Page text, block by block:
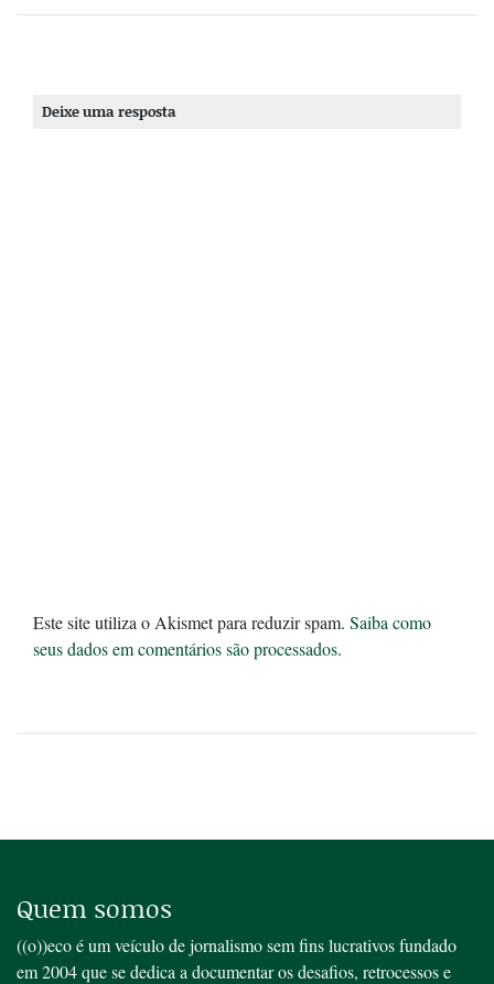
Deixe uma resposta
Este site utiliza o Akismet para reduzir spam. Saiba como
seus dados em comentários são processados.
Quem somos
((o))eco é um veículo de jornalismo sem fins lucrativos fundado
em 2004 que se dedica a documentar os desafios, retrocessos e